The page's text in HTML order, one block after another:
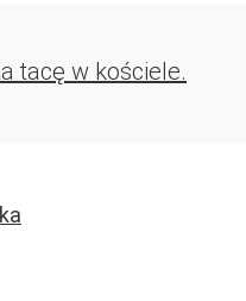
tacę w kościele.